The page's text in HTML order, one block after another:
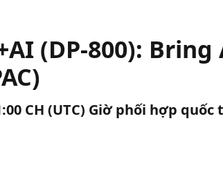
(DP-800):
CH (UTC) Giờ phối hợp quốc